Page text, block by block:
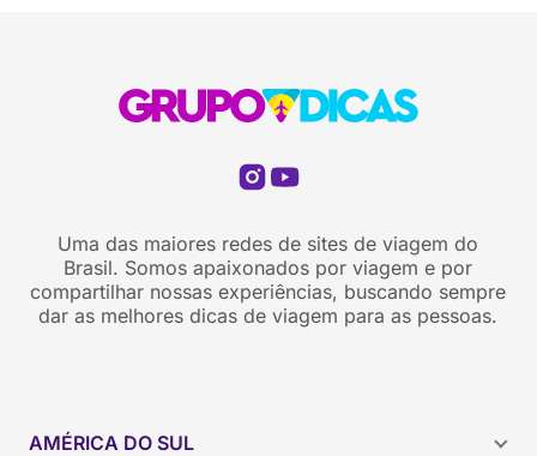
Uma das maiores redes de sites de viagem do
Brasil. Somos apaixonados por viagem e por
compartilhar nossas experiências, buscando sempre
dar as melhores dicas de viagem para as pessoas.
AMÉRICA DO SUL